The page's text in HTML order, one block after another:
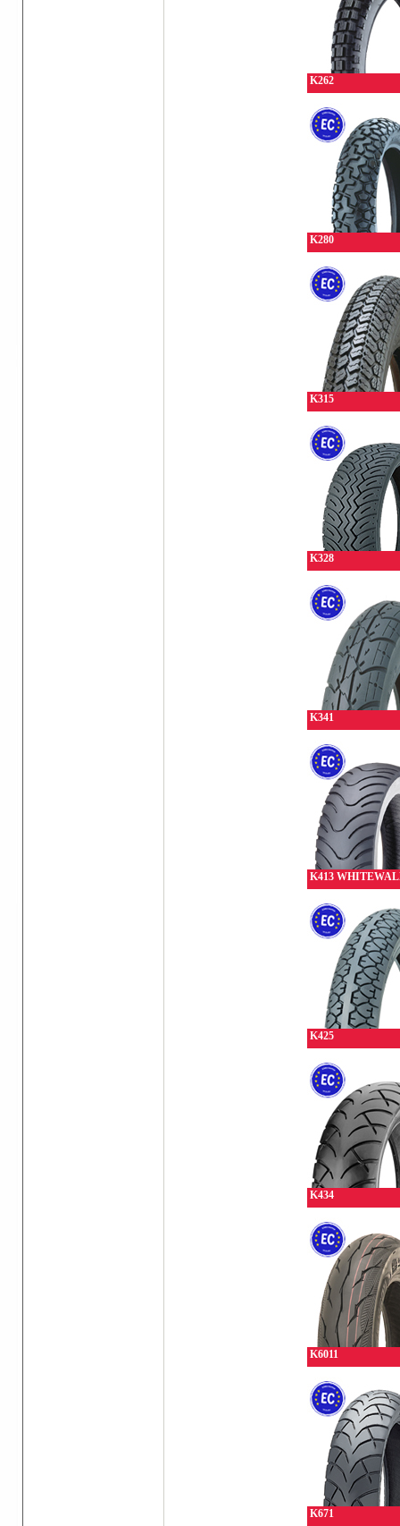
K262
K280
K315
K328
K341
K413
K425
K434
K6011
K671